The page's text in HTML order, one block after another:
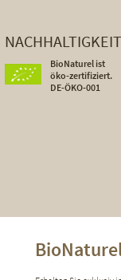
NACHHALTIGKEIT
BioNaturel ist
öko-zertifiziert.
DE-ÖKO-001